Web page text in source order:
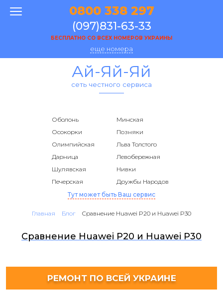
0800 338 297
(097)831-63-33
БЕСПЛАТНО СО ВСЕХ НОМЕРОВ УКРАИНЫ
еще номера
Ай-Яй-Яй
сеть честного сервиса
Оболонь
Минская
Осокорки
Позняки
Олимпийская
Льва Толстого
Дарница
Левобережная
Шулявская
Нивки
Печерская
Дружбы Народов
Тут может быть Ваш сервис
Главная Блог Сравнение Huawei P20 и Huawei P30
Сравнение Huawei P20 и Huawei P30
РЕМОНТ ПО ВСЕЙ УКРАИНЕ